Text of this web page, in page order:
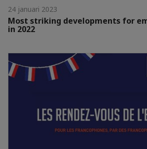
24 januari 2023
Most striking developments for
in 2022